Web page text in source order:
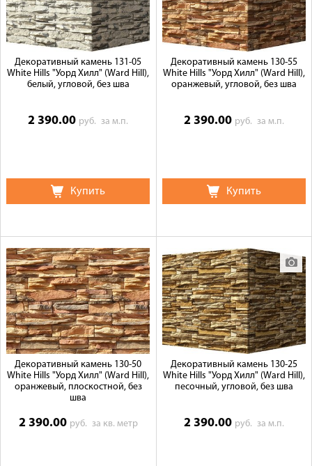
Декоративный камень 131-05
White Hills "Уорд Хилл" (Ward Hill),
белый, угловой, без шва
2 390.00 руб.за м.п.
Купить
Декоративный камень 130-55
White Hills "Уорд Хилл" (Ward Hill),
оранжевый, угловой, без шва
2 390.00 руб. за м.п.
Купить
Декоративный камень 130-50
White Hills "Уорд Хилл" (Ward Hill),
оранжевый, плоскостной, без
шва
2 390.00 руб. за кв. метр
Декоративный камень 130-25
White Hills "Уорд Хилл" (Ward Hill),
песочный, угловой, без шва
2 390.00 руб. за м.п.